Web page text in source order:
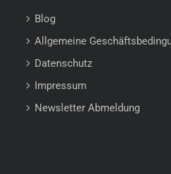
Blog
Allgemeine
Datenschutz
Impressum
Newsletter Abmeldung